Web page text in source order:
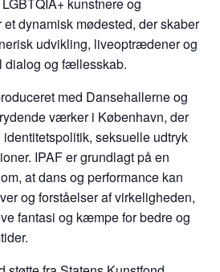
et dynamisk mødested, der skaber
udvikling, liveoptrædener og
og fællesskab.
med Dansehallerne og
værker i København, der
seksuelle udtryk
IPAF er grundlagt på en
at dans og performance kan
og forståelser af virkeligheden,
fantasi og kæmpe for bedre og